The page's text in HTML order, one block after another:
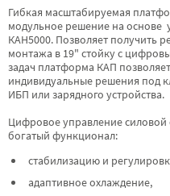
Гибкая масштабируемая
модульное решение на основе
КАН5000. Позволяет получить
монтажа в 19" стойку с
задач платформа КАП
индивидуальные решения под
ИБП или зарядного устройства.
Цифровое управление силовой
богатый функционал:
стабилизацию и
адаптивное охлаждение,